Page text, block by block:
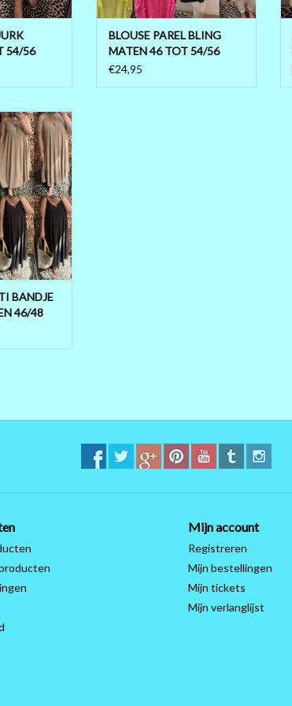
54/56
TOEVOEGEN AAN WINKELWAGEN
BLOUSE PAREL BLING
MATEN 46 TOT 54/56
€24,95
JURK
50%
ELASTAN
DROOG
72 CM HEUP
BANDJE
46/48
Mijn account
Registreren
Mijn bestellingen
Mijn tickets
Mijn verlanglijst